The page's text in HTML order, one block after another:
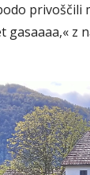
privoščili
gasaaaa,« z